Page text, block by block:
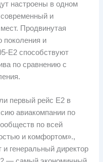
настроены в одном
и
Продвинутая
поколения и
E2 способствуют
по сравнению с
первый рейс E2 в
авиакомпании по
по всей
и комфортом».,
генеральный директор